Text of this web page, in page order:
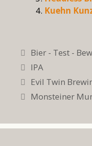
Kuehn
Kategorien
Bier - Test -
Schlagwörter
IPA
Evil Twin
Monsteiner